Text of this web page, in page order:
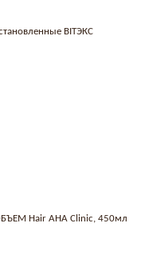
BITЭКС
Hair AHA Clinic, 450мл